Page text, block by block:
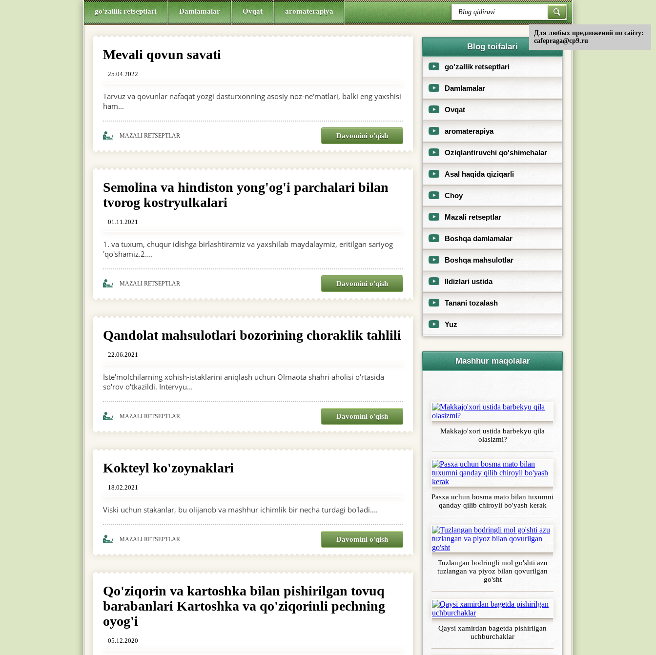
go'zallik retseptlari Damlamalar Ovqat aromaterapiya
Mevali qovun savati
25.04.2022
Tarvuz va qovunlar nafaqat yozgi dasturxonning asosiy noz-ne'matlari, balki eng yaxshisi
ham...
MAZALI RETSEPTLAR Davomini o'qish
Semolina va hindiston yong'og'i parchalari bilan
tvorog kostryulkalari
01.11.2021
1. va tuxum, chuqur idishga birlashtiramiz va yaxshilab maydalaymiz, eritilgan sariyog
'qo'shamiz.2....
MAZALI RETSEPTLAR Davomini o'qish
Qandolat mahsulotlari bozorining choraklik tahlili
22.06.2021
Iste'molchilarning xohish-istaklarini aniqlash uchun Olmaota shahri aholisi o'rtasida
so'rov o'tkazildi. Intervyu...
MAZALI RETSEPTLAR Davomini o'qish
Kokteyl ko'zoynaklari
18.02.2021
Viski uchun stakanlar, bu olijanob va mashhur ichimlik bir necha turdagi bo'ladi....
MAZALI RETSEPTLAR Davomini o'qish
Qo'ziqorin va kartoshka bilan pishirilgan tovuq
barabanlari Kartoshka va qo'ziqorinli pechning
oyog'i
05.12.2020
Blog toifalari
go'zallik retseptlari
Damlamalar
Ovqat
aromaterapiya
Oziqlantiruvchi qo'shimchalar
Asal haqida qiziqarli
Choy
Mazali retseptlar
Boshqa damlamalar
Boshqa mahsulotlar
Ildizlari ustida
Tanani tozalash
Yuz
Mashhur maqolalar
Makkajo'xori ustida barbekyu qila
olasizmi?
Pasxa uchun bosma mato bilan tuxumni
qanday qilib chiroyli bo'yash kerak
Tuzlangan bodringli mol go'shti azu
tuzlangan va piyoz bilan qovurilgan
go'sht
Qaysi xamirdan bagetda pishirilgan
uchburchaklar
Для любых предложений по сайту:
cafepraga@cp9.ru